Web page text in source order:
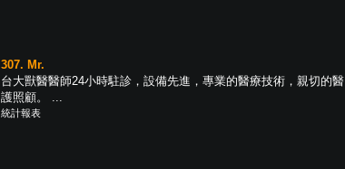
307. Mr.
台大獸醫醫師24小時駐診，設備先進，專業的醫療技術，親切的醫
護照顧。 ...
統計報表